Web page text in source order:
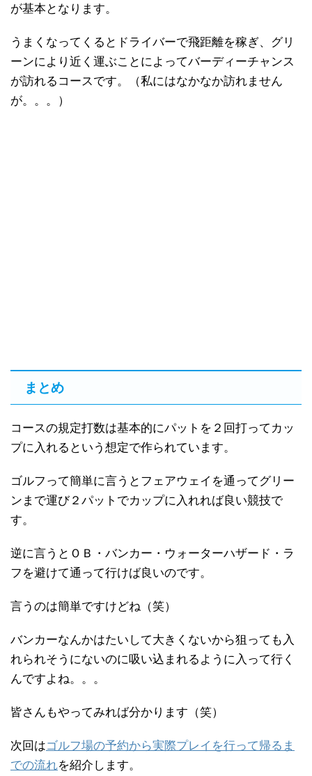
が基本となります。
うまくなってくるとドライバーで飛距離を稼ぎ、グリ
ーンにより近く運ぶことによってバーディーチャンス
が訪れるコースです。（私にはなかなか訪れません
が。。。）
まとめ
コースの規定打数は基本的にパットを２回打ってカッ
プに入れるという想定で作られています。
ゴルフって簡単に言うとフェアウェイを通ってグリー
ンまで運び２パットでカップに入れれば良い競技で
す。
逆に言うとＯＢ・バンカー・ウォーターハザード・ラ
フを避けて通って行けば良いのです。
言うのは簡単ですけどね（笑）
バンカーなんかはたいして大きくないから狙っても入
れられそうにないのに吸い込まれるように入って行く
んですよね。。。
皆さんもやってみれば分かります（笑）
次回はゴルフ場の予約から実際プレイを行って帰るま
での流れを紹介します。